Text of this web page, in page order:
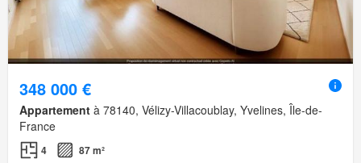
348 000 €
Appartement à 78140, Vélizy-Villacoublay, Yvelines, Île-de-
France
4 87 m²